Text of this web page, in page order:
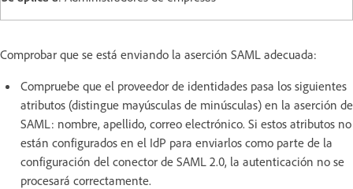
Comprobar que se está enviando la aserción SAML adecuada:
Compruebe que el proveedor de identidades pasa los siguientes
atributos (distingue mayúsculas de minúsculas) en la aserción de
SAML: nombre, apellido, correo electrónico. Si estos atributos no
están configurados en el IdP para enviarlos como parte de la
configuración del conector de SAML 2.0, la autenticación no se
procesará correctamente.